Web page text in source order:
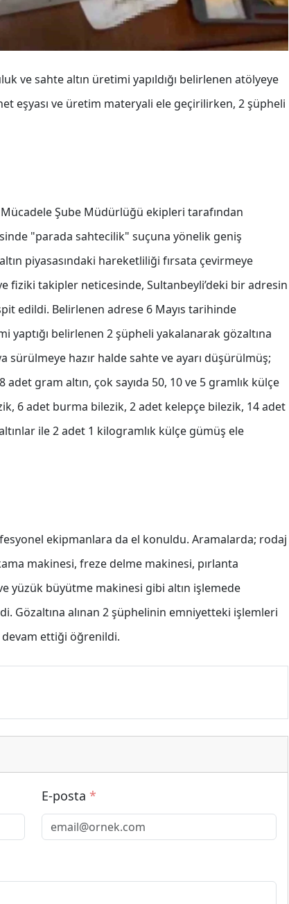
ve sahte altın üretimi yapıldığı belirlenen atölyeye
eşyası ve üretim materyali ele geçirilirken, 2 şüpheli
Şube Müdürlüğü ekipleri tarafından
"parada sahtecilik" suçuna yönelik geniş
piyasasındaki hareketliliği fırsata çevirmeye
fiziki takipler neticesinde, Sultanbeyli’deki bir adresin
edildi. Belirlenen adrese 6 Mayıs tarihinde
yaptığı belirlenen 2 şüpheli yakalanarak gözaltına
sürülmeye hazır halde sahte ve ayarı düşürülmüş;
gram altın, çok sayıda 50, 10 ve 5 gramlık külçe
6 adet burma bilezik, 2 adet kelepçe bilezik, 14 adet
ile 2 adet 1 kilogramlık külçe gümüş ele
ekipmanlara da el konuldu. Aramalarda; rodaj
makinesi, freze delme makinesi, pırlanta
yüzük büyütme makinesi gibi altın işlemede
Gözaltına alınan 2 şüphelinin emniyetteki işlemleri
devam ettiği öğrenildi.
E-posta *